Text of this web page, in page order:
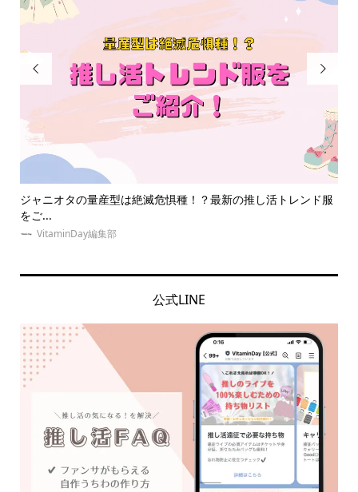

同担拒否とはどんな心理？オタクたちの実体験から考える同拒
の意...
VitaminDay編集部

公式LINE